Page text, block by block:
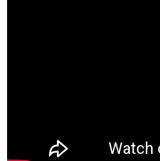
前被杀者变成杀者，